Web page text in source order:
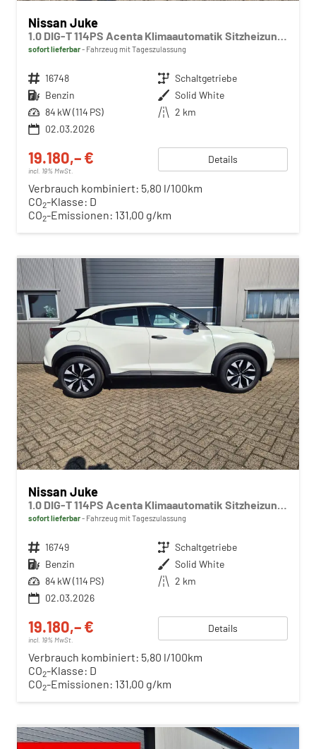
Nissan Juke
1.0 DIG-T 114PS Acenta Klimaautomatik Sitzheizung Rückf.Kamera Bluetooth Touchscreen wireless Apple CarPlay Android Auto
sofort lieferbar Fahrzeug mit Tageszulassung
Fahrzeugnr. 16748 Getriebe Schaltgetriebe
Kraftstoff Benzin Außenfarbe Solid White
Leistung 84 kW (114 PS) Kilometerstand 2 km
02.03.2026
19.180,– €
incl. 19% MwSt.
Details
Verbrauch kombiniert: 5,80 l/100km
CO2-Klasse: D
CO2-Emissionen: 131,00 g/km
Nissan Juke
1.0 DIG-T 114PS Acenta Klimaautomatik Sitzheizung Rückf.Kamera Bluetooth Touchscreen wireless Apple CarPlay Android Auto
sofort lieferbar Fahrzeug mit Tageszulassung
Fahrzeugnr. 16749 Getriebe Schaltgetriebe
Kraftstoff Benzin Außenfarbe Solid White
Leistung 84 kW (114 PS) Kilometerstand 2 km
02.03.2026
19.180,– €
incl. 19% MwSt.
Details
Verbrauch kombiniert: 5,80 l/100km
CO2-Klasse: D
CO2-Emissionen: 131,00 g/km